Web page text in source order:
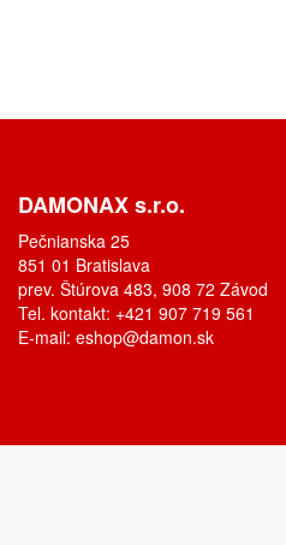
DAMONAX s.r.o.
Pečnianska 25
851 01 Bratislava
prev. Štúrova 483, 908 72 Závod
Tel. kontakt: +421 907 719 561
E-mail: eshop@damon.sk